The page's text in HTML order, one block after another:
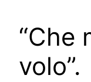
“Che
volo”.